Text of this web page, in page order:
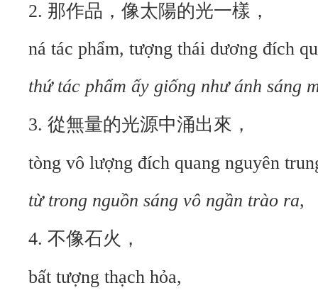
2. 那作品，像太陽的光一樣，
ná tác phẩm, tượng thái dương đích
thứ tác phẩm ấy giống như ánh sáng
3. 從無量的光源中涌出來，
tòng vô lượng đích quang nguyên
từ trong nguồn sáng vô ngần trào ra,
4. 不像石火，
bất tượng thạch hỏa,